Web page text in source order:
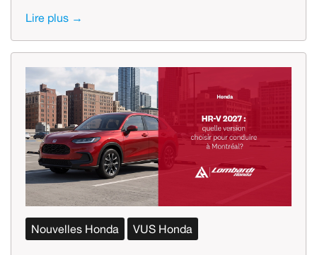
Lire plus →
Nouvelles Honda VUS Honda